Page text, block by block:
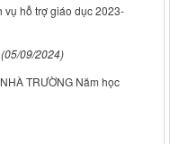
vụ hỗ trợ giáo dục 2023-
(05/09/2024)
TRƯỜNG Năm học